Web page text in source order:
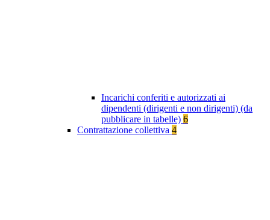
Incarichi conferiti e autorizzati ai
dipendenti (dirigenti e non dirigenti) (da
pubblicare in tabelle) 6
Contrattazione collettiva 4